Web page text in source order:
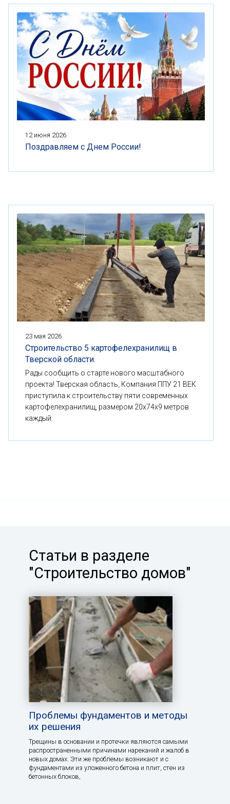
12 июня 2026
Поздравляем с Днем России!
23 мая 2026
Строительство 5 картофелехранилищ в
Тверской области.
Рады сообщить о старте нового масштабного
проекта! Тверская область, Компания ППУ 21 ВЕК
приступила к строительству пяти современных
картофелехранилищ, размером 20x74x9 метров
каждый.
Статьи в разделе
"Строительство домов"
Проблемы фундаментов и методы
их решения
Трещины в основании и протечки являются самыми
распространенными причинами нареканий и жалоб в
новых домах. Эти же проблемы возникают и с
фундаментами из уложенного бетона и плит, стен из
бетонных блоков,